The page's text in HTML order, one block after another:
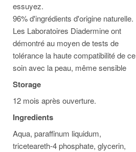
essuyez.
96% d'ingrédients d'origine naturelle.
Les Laboratoires Diadermine ont
démontré au moyen de tests de
tolérance la haute compatibilité de ce
soin avec la peau, même sensible
Storage
12 mois après ouverture.
Ingredients
Aqua, paraffinum liquidum,
triceteareth-4 phosphate, glycerin,